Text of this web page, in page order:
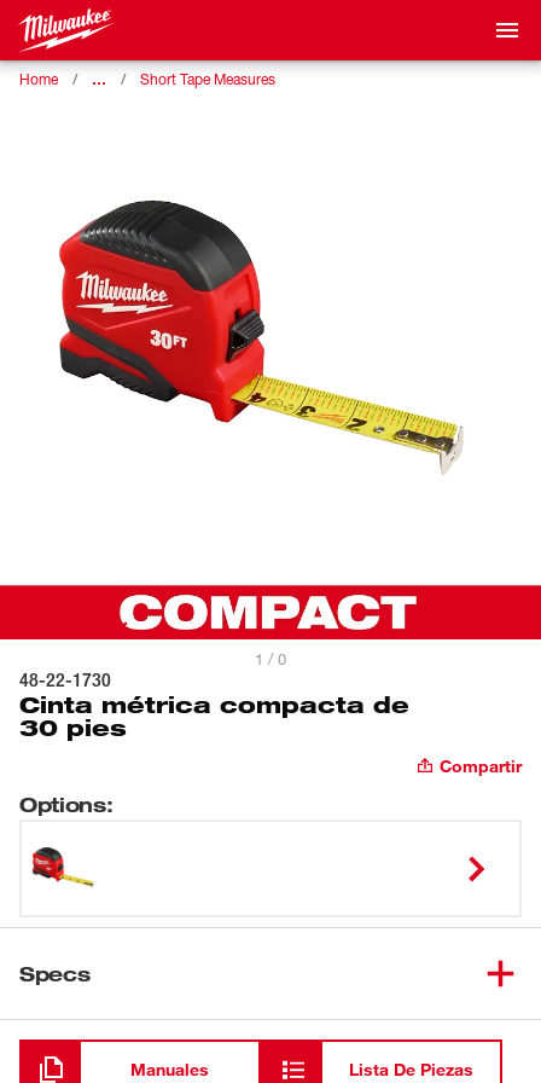
Home … Short Tape Measures
1 / 0
48-22-1730
Cinta métrica compacta de
30 pies
Compartir
Options:
Specs
Cargando
Manuales Lista De Piezas